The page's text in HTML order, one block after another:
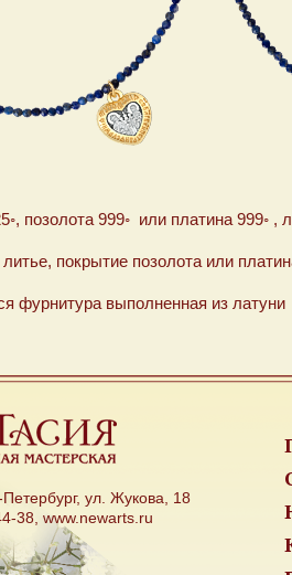
позолота 999◦ или платина 999◦ ,
литье, покрытие позолота или
фурнитура выполненная из латуни
ул. Жукова, 18
38, www.newarts.ru